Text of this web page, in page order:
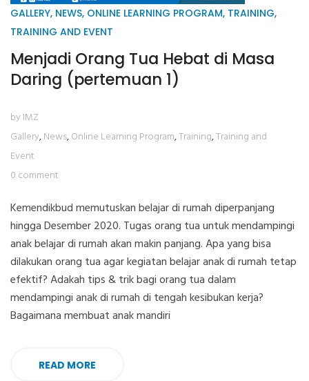
GALLERY, NEWS, ONLINE LEARNING PROGRAM, TRAINING,
TRAINING AND EVENT
Menjadi Orang Tua Hebat di Masa
Daring (pertemuan 1)
by IMZ
Gallery,News,Online Learning Program,Training,Training and
Event
0 comment
Kemendikbud memutuskan belajar di rumah diperpanjang
hingga Desember 2020. Tugas orang tua untuk mendampingi
anak belajar di rumah akan makin panjang. Apa yang bisa
dilakukan orang tua agar kegiatan belajar anak di rumah tetap
efektif? Adakah tips & trik bagi orang tua dalam
mendampingi anak di rumah di tengah kesibukan kerja?
Bagaimana membuat anak mandiri
READ MORE